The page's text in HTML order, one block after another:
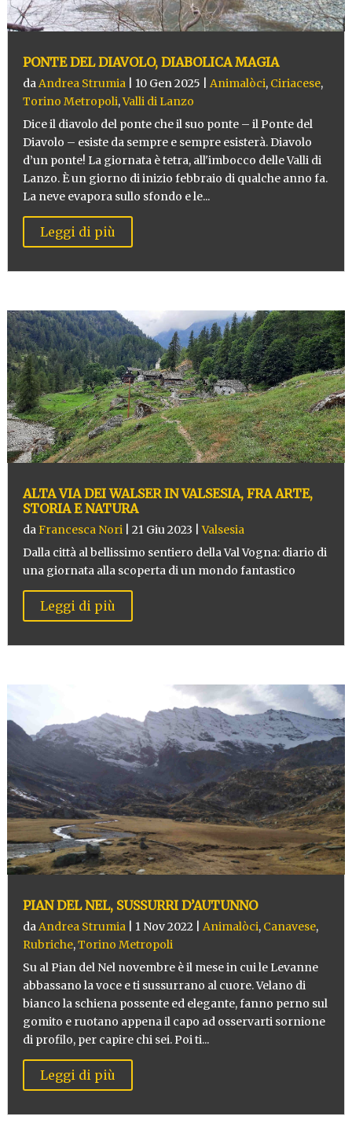
PONTE DEL DIAVOLO, DIABOLICA MAGIA
daAndrea Strumia| 10 Gen 2025 Animalòci, Ciriacese,
Torino Metropoli,Valli di Lanzo
Dice il diavolo del ponte che il suo ponte – il Ponte del
Diavolo – esiste da sempre e sempre esisterà. Diavolo
d’un ponte! La giornata è tetra, all'imbocco delle Valli di
Lanzo. È un giorno di inizio febbraio di qualche anno fa.
La neve evapora sullo sfondo e le...
Leggi di più
ALTA VIA DEI WALSER IN VALSESIA, FRA ARTE,
STORIA E NATURA
daFrancesca Nori| 21 Giu 2023 |Valsesia
Dalla città al bellissimo sentiero della Val Vogna: diario di
una giornata alla scoperta di un mondo fantastico
Leggi di più
PIAN DEL NEL, SUSSURRI D’AUTUNNO
daAndrea Strumia| 1 Nov 2022| Animalòci, Canavese,
Rubriche,Torino Metropoli
Su al Pian del Nel novembre è il mese in cui le Levanne
abbassano la voce e ti sussurrano al cuore. Velano di
bianco la schiena possente ed elegante, fanno perno sul
gomito e ruotano appena il capo ad osservarti sornione
di profilo, per capire chi sei. Poi ti...
Leggi di più